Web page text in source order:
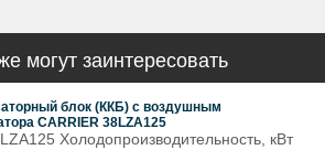
могут заинтересовать
блок (ККБ) с воздушным
CARRIER 38LZA125
Холодопроизводительность, кВт